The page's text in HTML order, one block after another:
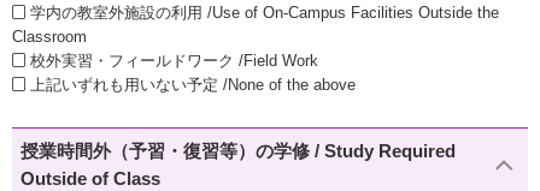
学内の教室外施設の利用 /Use of On-Campus Facilities Outside the
Classroom
校外実習・フィールドワーク /Field Work
上記いずれも用いない予定 /None of the above
授業時間外（予習・復習等）の学修 / Study Required
Outside of Class